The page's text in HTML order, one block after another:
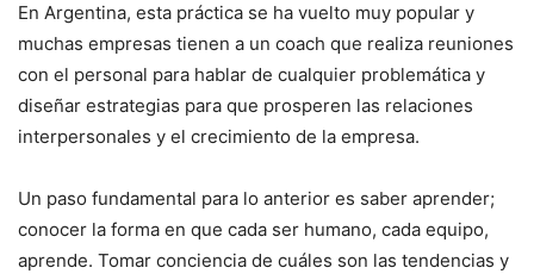
En Argentina, esta práctica se ha vuelto muy popular y
muchas empresas tienen a un coach que realiza reuniones
con el personal para hablar de cualquier problemática y
diseñar estrategias para que prosperen las relaciones
interpersonales y el crecimiento de la empresa.
Un paso fundamental para lo anterior es saber aprender;
conocer la forma en que cada ser humano, cada equipo,
aprende. Tomar conciencia de cuáles son las tendencias y